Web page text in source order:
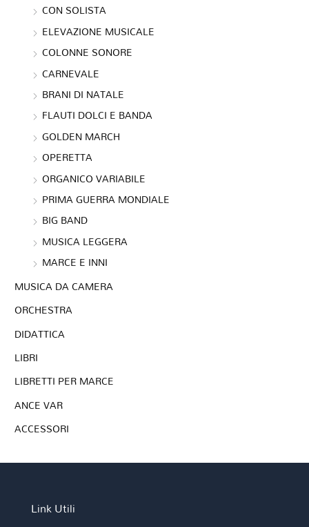
CON SOLISTA
ELEVAZIONE MUSICALE
COLONNE SONORE
CARNEVALE
BRANI DI NATALE
FLAUTI DOLCI E BANDA
GOLDEN MARCH
OPERETTA
ORGANICO VARIABILE
PRIMA GUERRA MONDIALE
BIG BAND
MUSICA LEGGERA
MARCE E INNI
MUSICA DA CAMERA
ORCHESTRA
DIDATTICA
LIBRI
LIBRETTI PER MARCE
ANCE VAR
ACCESSORI
Link Utili